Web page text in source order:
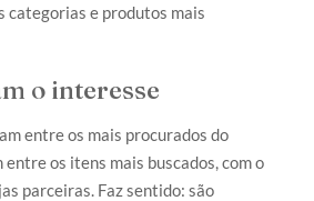
categorias e produtos mais
o interesse
entre os mais procurados do
os itens mais buscados, com o
parceiras. Faz sentido: são